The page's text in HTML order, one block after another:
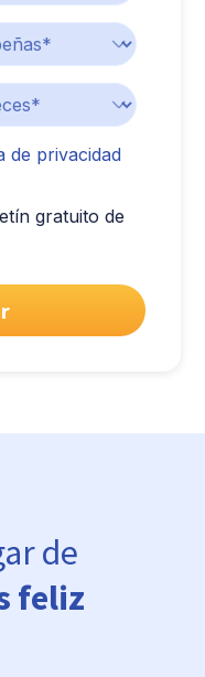
de privacidad
gratuito de
de
feliz